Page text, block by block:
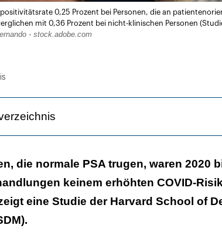
0,25 Prozent bei Personen, die an
mit 0,36 Prozent bei nicht-klinischen Personen
- stock.adobe.com
empfehlen Testregime basierend auf
die normale PSA trugen, waren 2020
keinem erhöhten COVID-
eine Studie der Harvard School of